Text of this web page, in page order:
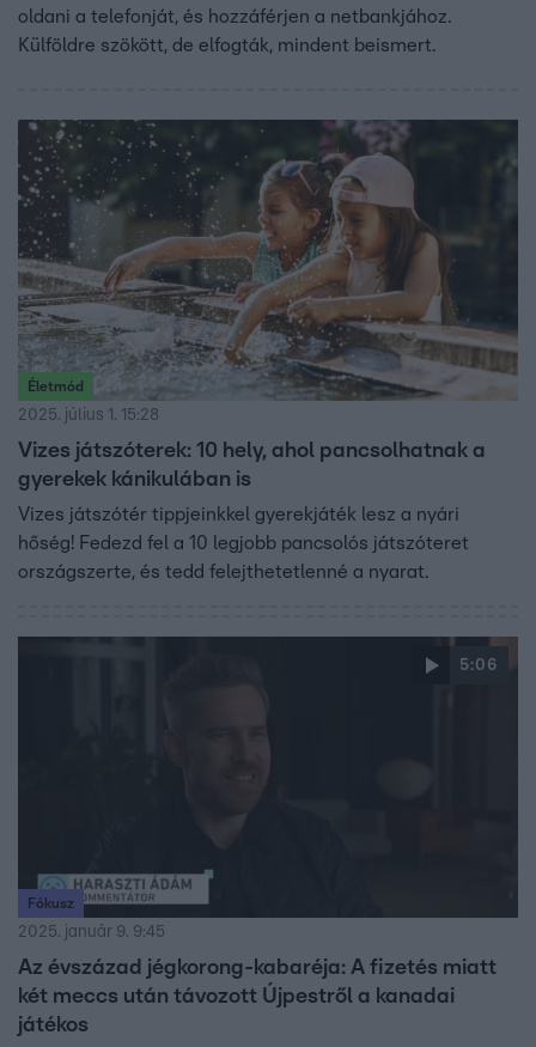
oldani a telefonját, és hozzáférjen a netbankjához.
Külföldre szökött, de elfogták, mindent beismert.
Életmód
2025. július 1. 15:28
Vizes játszóterek: 10 hely, ahol pancsolhatnak a
gyerekek kánikulában is
Vizes játszótér tippjeinkkel gyerekjáték lesz a nyári
hőség! Fedezd fel a 10 legjobb pancsolós játszóteret
országszerte, és tedd felejthetetlenné a nyarat.
5:06
Fókusz
2025. január 9. 9:45
Az évszázad jégkorong-kabaréja: A fizetés miatt
két meccs után távozott Újpestről a kanadai
játékos